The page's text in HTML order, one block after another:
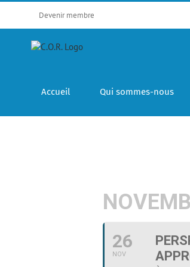
Skip
content
Devenir membre
Accueil Qui sommes-nous
26
NOV